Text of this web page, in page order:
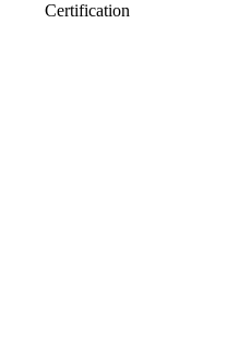
Certification